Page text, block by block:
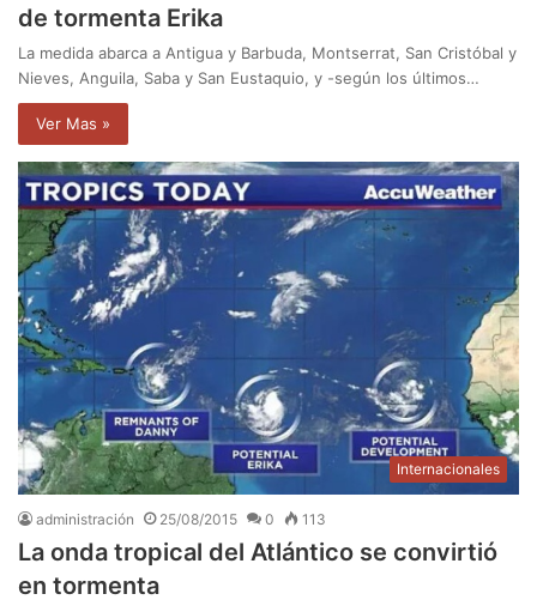
de tormenta Erika
La medida abarca a Antigua y Barbuda, Montserrat, San Cristóbal y
Nieves, Anguila, Saba y San Eustaquio, y -según los últimos…
Ver Mas »
Internacionales
administración 25/08/2015 0 113
La onda tropical del Atlántico se convirtió
en tormenta